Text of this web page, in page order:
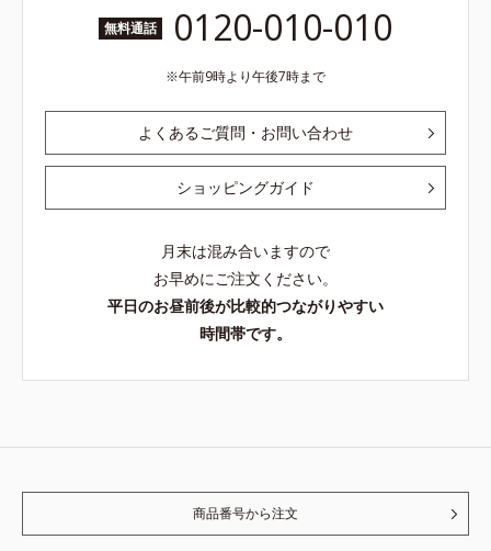
無料通話 0120-010-010
午前9時より午後7時まで
よくあるご質問・お問い合わせ
ショッピングガイド
月末は混み合いますので
お早めにご注文ください。
平日のお昼前後が比較的つながりやすい
時間帯です。
商品番号から注文